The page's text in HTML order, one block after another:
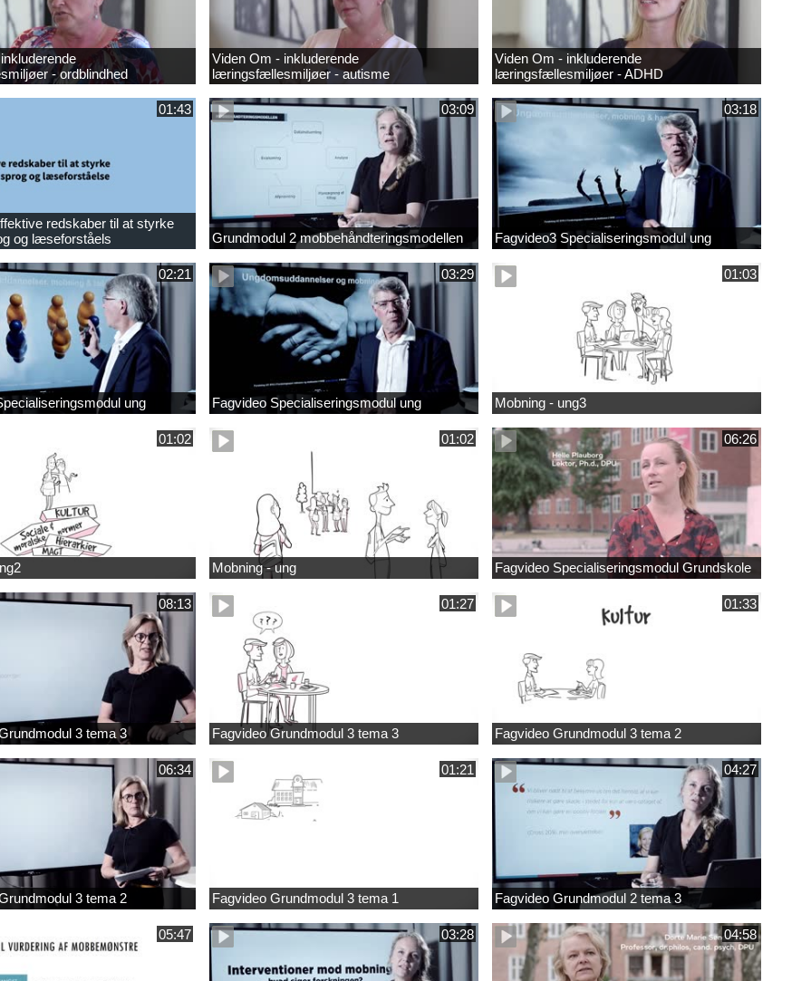
- ordblindhed
Viden Om - inkluderende
læringsfællesmiljøer - autisme
Viden Om - inkluderende
læringsfællesmiljøer - ADHD
01:43
redskaber til at styrke
og læseforståels
03:09
Grundmodul 2 mobbehåndteringsmodellen
03:18
Fagvideo3 Specialiseringsmodul ung
02:21
ung
03:29
Fagvideo Specialiseringsmodul ung
01:03
Mobning - ung3
01:02 01:02
Mobning - ung
06:26
Fagvideo Specialiseringsmodul Grundskole
08:13
3 tema 3
01:27
Fagvideo Grundmodul 3 tema 3
01:33
Fagvideo Grundmodul 3 tema 2
06:34
3 tema 2
01:21
Fagvideo Grundmodul 3 tema 1
04:27
Fagvideo Grundmodul 2 tema 3
05:47 03:28 04:58